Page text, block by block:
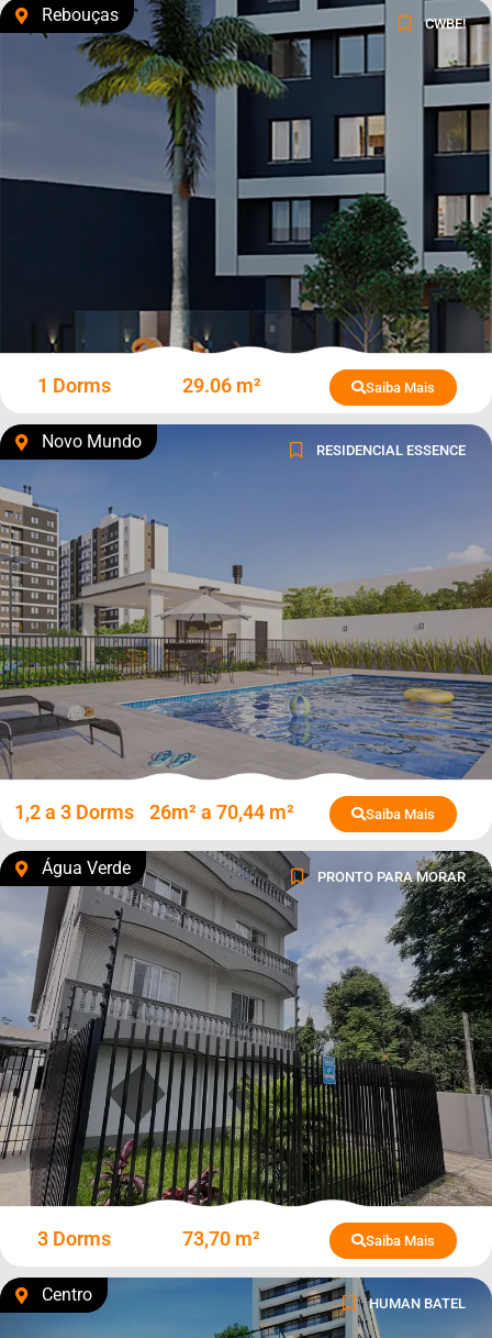
Rebouças CWBE!
1 Dorms 29.06 m² Saiba Mais
Novo Mundo RESIDENCIAL ESSENCE
1,2 a 3 Dorms 26m² a 70,44 m² Saiba Mais
Água Verde PRONTO PARA MORAR
3 Dorms 73,70 m² Saiba Mais
Centro HUMAN BATEL